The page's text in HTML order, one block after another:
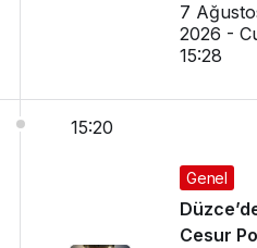
7
2026 -
15:28
15:20
Genel
Cesur